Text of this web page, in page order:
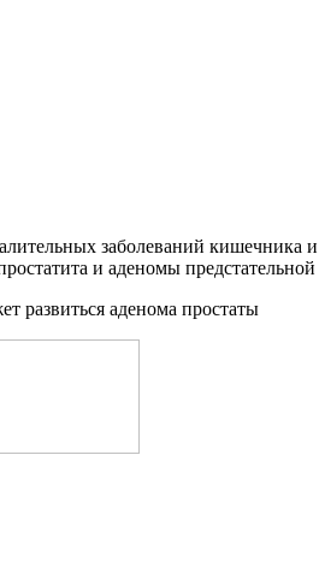
заболеваний кишечника
и аденомы